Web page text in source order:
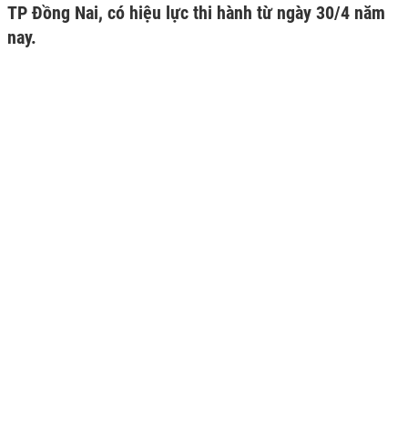
TP Đồng Nai, có hiệu lực thi hành từ ngày 30/4 năm
nay.